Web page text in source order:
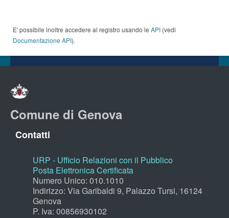
E' possibile inoltre accedere al registro usando le API (vedi
Documentazione API).
Comune di Genova
Contatti
URP - Ufficio Relazioni con il Pubblico
Posta Elettronica Certificata
Numero Unico: 010.1010
Indirizzo: Via Garibaldi 9, Palazzo Tursi, 16124
Genova
P. Iva: 00856930102